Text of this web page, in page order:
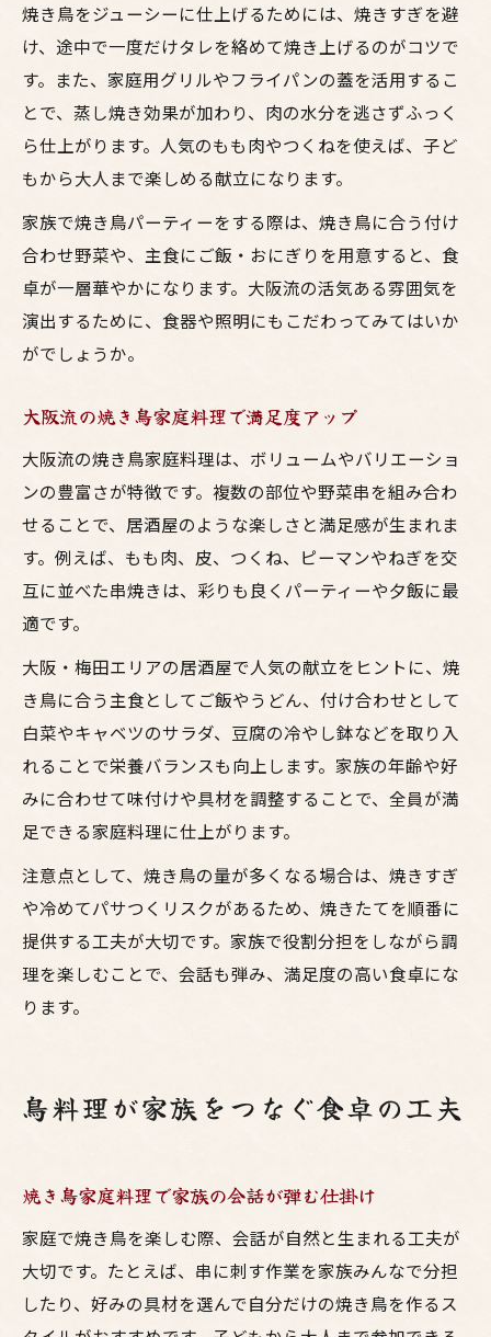
焼き鳥をジューシーに仕上げるためには、焼きすぎを避
け、途中で一度だけタレを絡めて焼き上げるのがコツで
す。また、家庭用グリルやフライパンの蓋を活用するこ
とで、蒸し焼き効果が加わり、肉の水分を逃さずふっく
ら仕上がります。人気のもも肉やつくねを使えば、子ど
もから大人まで楽しめる献立になります。
家族で焼き鳥パーティーをする際は、焼き鳥に合う付け
合わせ野菜や、主食にご飯・おにぎりを用意すると、食
卓が一層華やかになります。大阪流の活気ある雰囲気を
演出するために、食器や照明にもこだわってみてはいか
がでしょうか。
大阪流の焼き鳥家庭料理で満足度アップ
大阪流の焼き鳥家庭料理は、ボリュームやバリエーショ
ンの豊富さが特徴です。複数の部位や野菜串を組み合わ
せることで、居酒屋のような楽しさと満足感が生まれま
す。例えば、もも肉、皮、つくね、ピーマンやねぎを交
互に並べた串焼きは、彩りも良くパーティーや夕飯に最
適です。
大阪・梅田エリアの居酒屋で人気の献立をヒントに、焼
き鳥に合う主食としてご飯やうどん、付け合わせとして
白菜やキャベツのサラダ、豆腐の冷やし鉢などを取り入
れることで栄養バランスも向上します。家族の年齢や好
みに合わせて味付けや具材を調整することで、全員が満
足できる家庭料理に仕上がります。
注意点として、焼き鳥の量が多くなる場合は、焼きすぎ
や冷めてパサつくリスクがあるため、焼きたてを順番に
提供する工夫が大切です。家族で役割分担をしながら調
理を楽しむことで、会話も弾み、満足度の高い食卓にな
ります。
鳥料理が家族をつなぐ食卓の工夫
焼き鳥家庭料理で家族の会話が弾む仕掛け
家庭で焼き鳥を楽しむ際、会話が自然と生まれる工夫が
大切です。たとえば、串に刺す作業を家族みんなで分担
したり、好みの具材を選んで自分だけの焼き鳥を作るス